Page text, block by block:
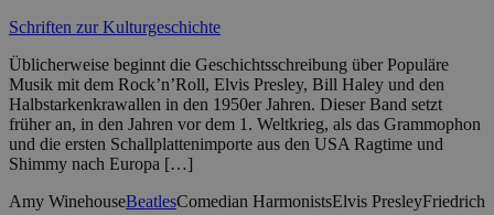
Schriften zur Kulturgeschichte
Üblicherweise beginnt die Geschichtsschreibung über Populäre
Musik mit dem Rock’n’Roll, Elvis Presley, Bill Haley und den
Halbstarkenkrawallen in den 1950er Jahren. Dieser Band setzt
früher an, in den Jahren vor dem 1. Weltkrieg, als das Grammophon
und die ersten Schallplattenimporte aus den USA Ragtime und
Shimmy nach Europa […]
Amy WinehouseBeatlesComedian HarmonistsElvis PresleyFriedrich